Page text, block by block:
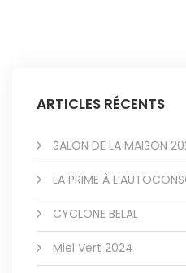
ARTICLES RÉCENTS
SALON DE LA MAISON
LA PRIME À
CYCLONE BELAL
Miel Vert 2024